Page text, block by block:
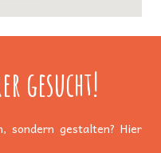
gesucht!
sondern gestalten? Hier